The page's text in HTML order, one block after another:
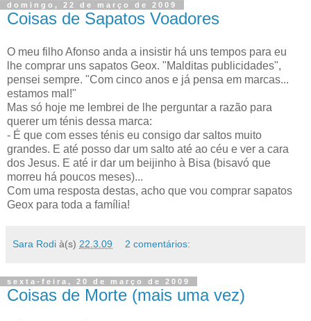
domingo, 22 de março de 2009
Coisas de Sapatos Voadores
O meu filho Afonso anda a insistir há uns tempos para eu
lhe comprar uns sapatos Geox. "Malditas publicidades",
pensei sempre. "Com cinco anos e já pensa em marcas...
estamos mal!"
Mas só hoje me lembrei de lhe perguntar a razão para
querer um ténis dessa marca:
- É que com esses ténis eu consigo dar saltos muito
grandes. E até posso dar um salto até ao céu e ver a cara
dos Jesus. E até ir dar um beijinho à Bisa (bisavó que
morreu há poucos meses)...
Com uma resposta destas, acho que vou comprar sapatos
Geox para toda a família!
Sara Rodi à(s) 22.3.09 2 comentários:
sexta-feira, 20 de março de 2009
Coisas de Morte (mais uma vez)